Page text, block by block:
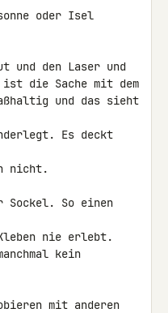
oder Isel
und den Laser und
die Sache mit dem
und das sieht
Es deckt
nicht.
Sockel. So einen
nie erlebt.
kein
mit anderen